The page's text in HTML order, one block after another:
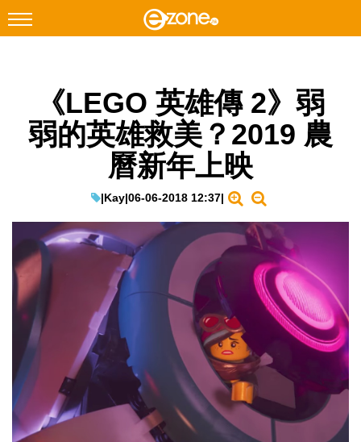
Facebook Instagram
科技焦點
教學評測
EduTech
IT Times
生成式AI與雲端應用
Enterprise Digital Transformation
特集
《LEGO 英雄傳 2》弱
弱的英雄救美？2019 農
曆新年上映
|Kay|06-06-2018 12:37|